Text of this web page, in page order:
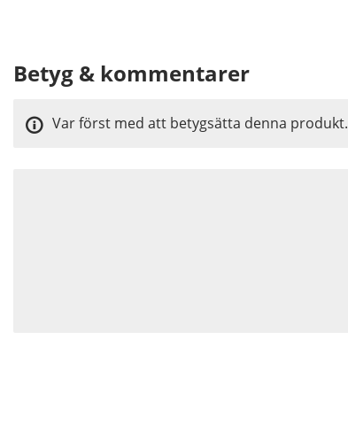
Betyg & kommentarer
Var först med att betygsätta denna produkt.